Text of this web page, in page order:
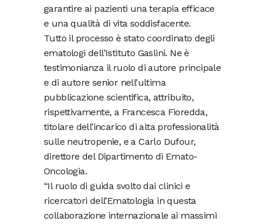
garantire ai pazienti una terapia efficace
e una qualità di vita soddisfacente.
Tutto il processo è stato coordinato degli
ematologi dell’Istituto Gaslini. Ne è
testimonianza il ruolo di autore principale
e di autore senior nell’ultima
pubblicazione scientifica, attribuito,
rispettivamente, a Francesca Fioredda,
titolare dell’incarico di alta professionalità
sulle neutropenie, e a Carlo Dufour,
direttore del Dipartimento di Emato-
Oncologia.
“Il ruolo di guida svolto dai clinici e
ricercatori dell’Ematologia in questa
collaborazione internazionale ai massimi